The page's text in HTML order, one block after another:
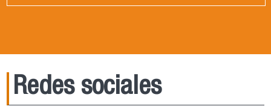
Redes sociales